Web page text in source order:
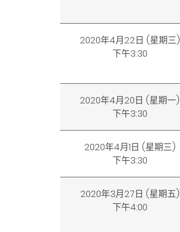
2020年4月22日 (星期三)
下午3:30
2020年4月20日 (星期一)
下午3:30
2020年4月1日 (星期三)
下午3:30
2020年3月27日 (星期五)
下午4:00